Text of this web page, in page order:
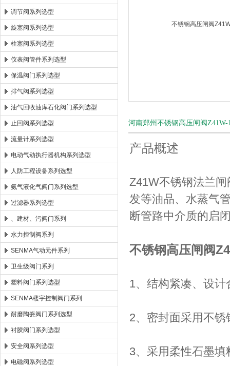
调节阀系列选型
旋塞阀系列选型
柱塞阀系列选型
仪表阀管件系列选型
保温阀门系列选型
排气阀系列选型
油气回收油库石化阀门系列选型
止回阀系列选型
流量计系列选型
电动气动执行器机构系列选型
人防工程设备系列选型
氨气液化气阀门系列选型
过滤器系列选型
、建材、污阀门系列
水力控制阀系列
SENMA气动元件系列
卫生级阀门系列
塑料阀门系列选型
SENMA楼宇控制阀门系列
耐磨陶瓷阀门系列选型
衬胶阀门系列选型
安全阀系列选型
电磁阀系列选型
河南郑州不锈钢高压闸阀Z41W-
产品概述
Z41W不锈钢法兰
发等油品、水蒸气
断管路中介质的启
不锈钢高压闸阀
1、结构紧凑、设
2、密封面采用不
3、采用柔性石墨